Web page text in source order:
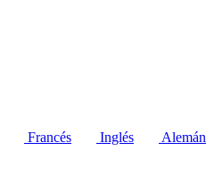
Francés Inglés
Alemán